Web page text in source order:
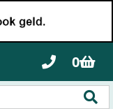
0